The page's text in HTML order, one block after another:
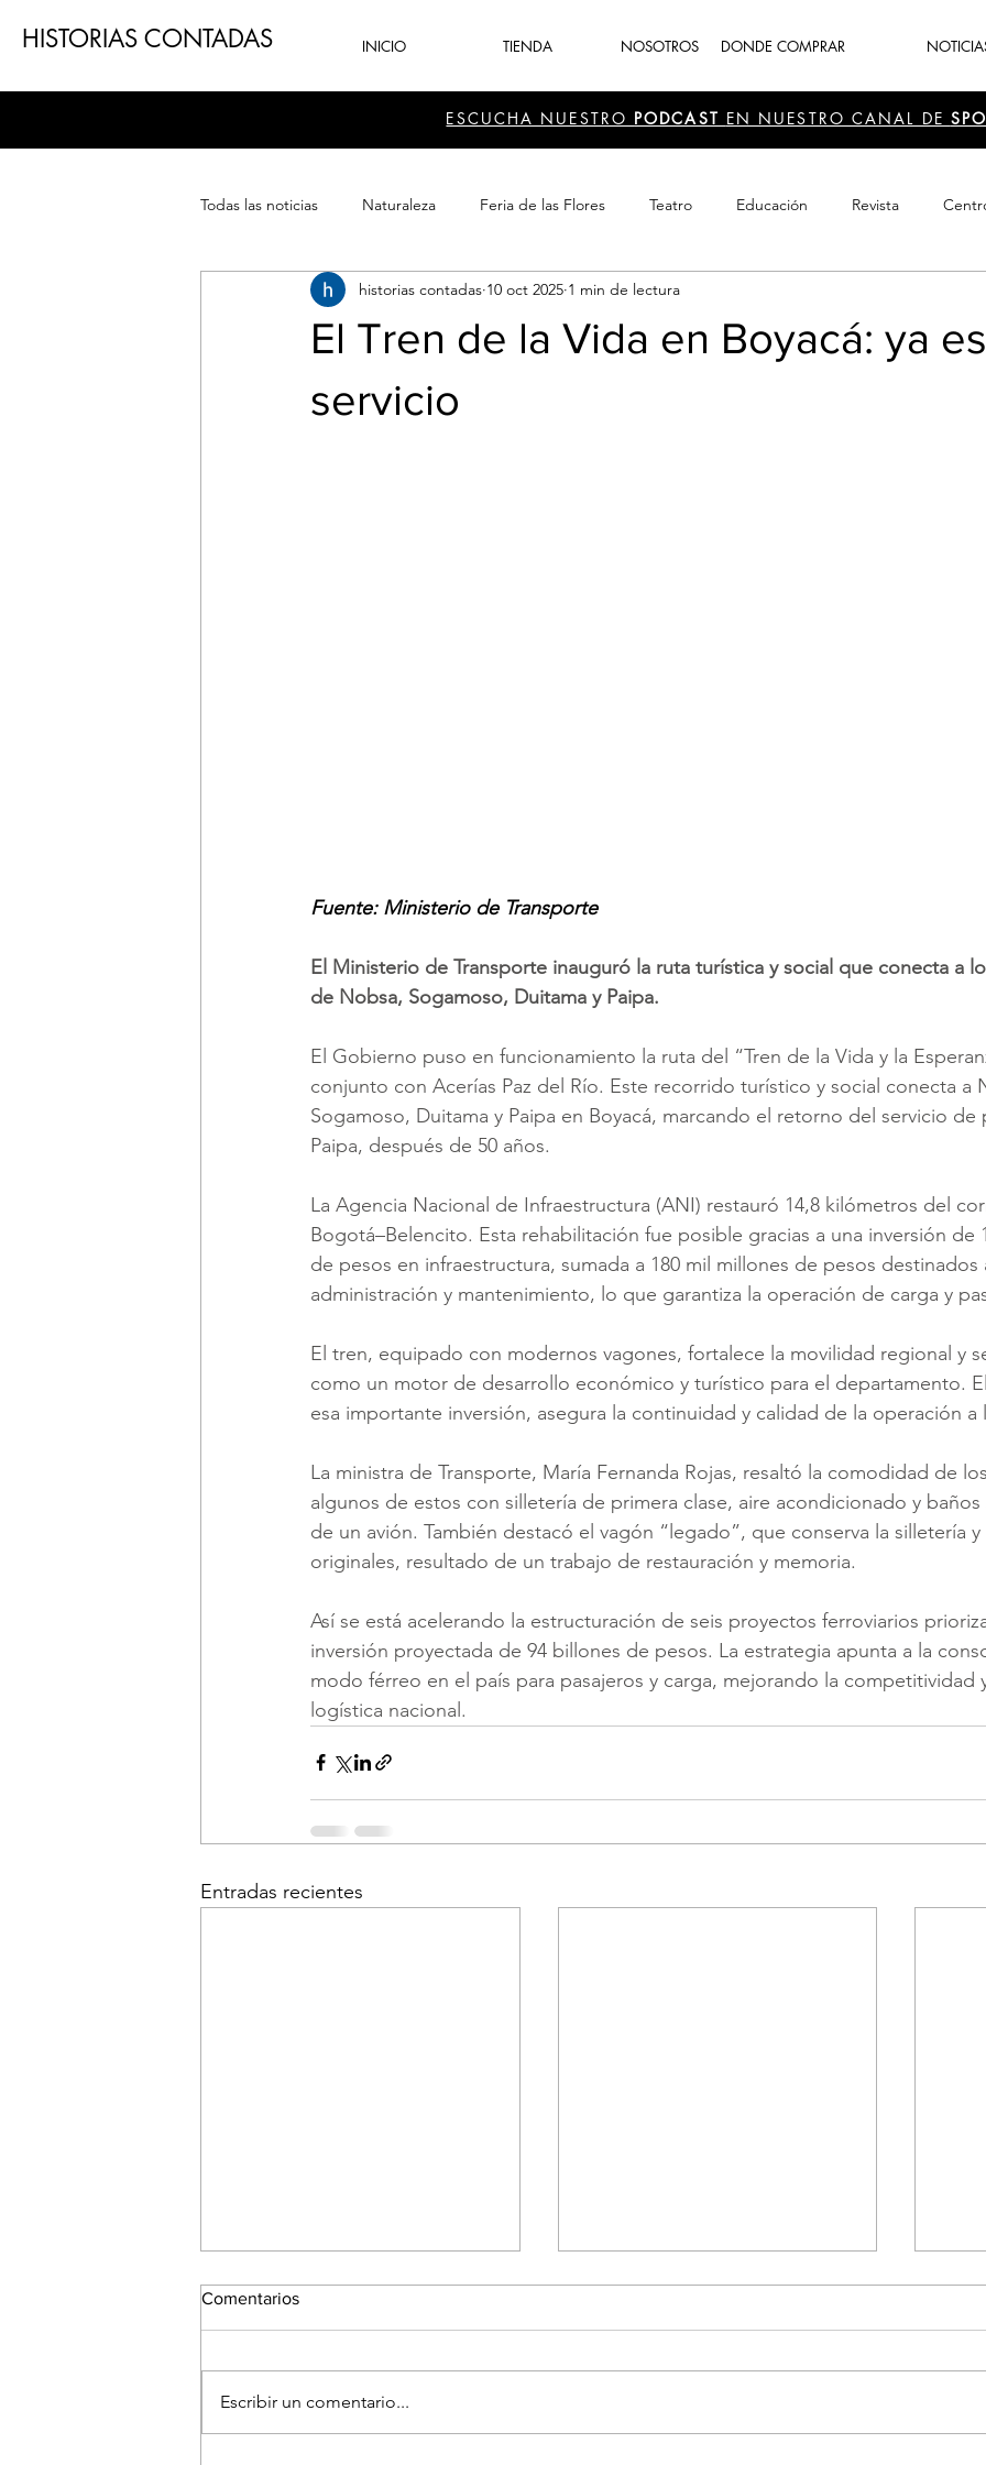
HISTORIAS CONTADAS INICIO TIENDA NOSOTROS DONDE COMPRAR
ESCUCHA NUESTRO PODCAST EN NUESTRO CANAL DE
Todas las noticias Naturaleza Feria de las Flores Teatro Educación Revista
Patrimonio Sector Cultura Recreación
​El Tren de la Vida en Boyacá: ya
servicio
historias contadas 10 oct 2025 1 min de lectura
Fuente: Ministerio de Transporte
El Ministerio de Transporte inauguró la ruta turística y social que conecta a
de Nobsa, Sogamoso, Duitama y Paipa.
El Gobierno puso en funcionamiento la ruta del “Tren de la Vida y la
conjunto con Acerías Paz del Río. Este recorrido turístico y social conecta a
Sogamoso, Duitama y Paipa en Boyacá, marcando el retorno del servicio de
Paipa, después de 50 años.
La Agencia Nacional de Infraestructura (ANI) restauró 14,8 kilómetros del
Bogotá–Belencito. Esta rehabilitación fue posible gracias a una inversión de
de pesos en infraestructura, sumada a 180 mil millones de pesos destinados
administración y mantenimiento, lo que garantiza la operación de carga y
El tren, equipado con modernos vagones, fortalece la movilidad regional y
como un motor de desarrollo económico y turístico para el departamento.
esa importante inversión, asegura la continuidad y calidad de la operación a
La ministra de Transporte, María Fernanda Rojas, resaltó la comodidad de
algunos de estos con silletería de primera clase, aire acondicionado y baños
de un avión. También destacó el vagón “legado”, que conserva la silletería
originales, resultado de un trabajo de restauración y memoria.
Así se está acelerando la estructuración de seis proyectos ferroviarios
inversión proyectada de 94 billones de pesos. La estrategia apunta a la
modo férreo en el país para pasajeros y carga, mejorando la competitividad
logística nacional.
Entradas recientes
Comentarios
Escribir un comentario...